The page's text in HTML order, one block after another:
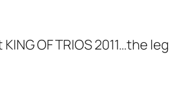
OF TRIOS 2011…the